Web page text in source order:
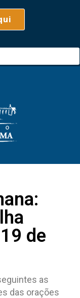
de
as
das orações